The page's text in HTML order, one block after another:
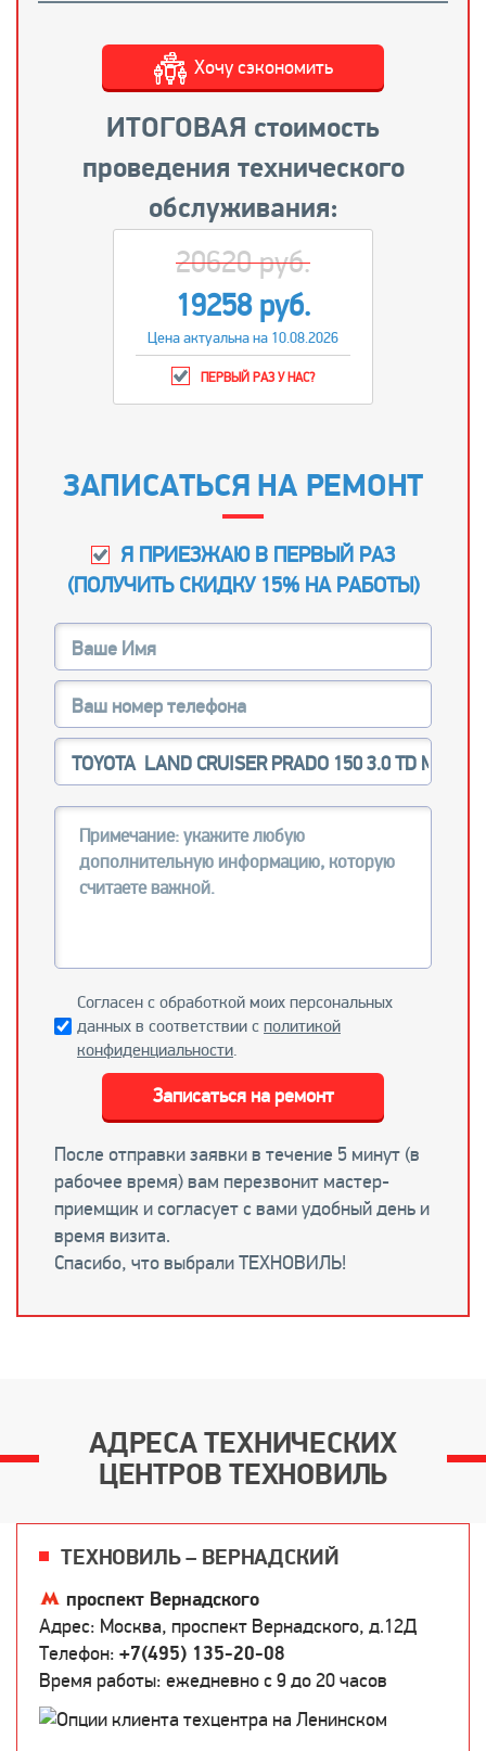
ИТОГОВАЯ стоимость
проведения технического
обслуживания:
Хочу сэкономить
20620 руб.
19258 руб.
Цена актуальна на 10.08.2026
ПЕРВЫЙ РАЗ У НАС?
ЗАПИСАТЬСЯ НА РЕМОНТ
Я ПРИЕЗЖАЮ В ПЕРВЫЙ РАЗ
(ПОЛУЧИТЬ СКИДКУ 15% НА РАБОТЫ)
Согласен с обработкой моих персональных
данных в соответствии с политикой
конфиденциальности.
После отправки заявки в течение 5 минут (в
рабочее время) вам перезвонит мастер-
приемщик и согласует с вами удобный день и
время визита.
Спасибо, что выбрали ТЕХНОВИЛЬ!
Записаться на ремонт
АДРЕСА ТЕХНИЧЕСКИХ
ЦЕНТРОВ ТЕХНОВИЛЬ
ТЕХНОВИЛЬ – ВЕРНАДСКИЙ
проспект Вернадского
Адрес: Москва, проспект Вернадского, д.12Д
Телефон: +7(495) 135-20-08
Время работы: ежедневно c 9 до 20 часов